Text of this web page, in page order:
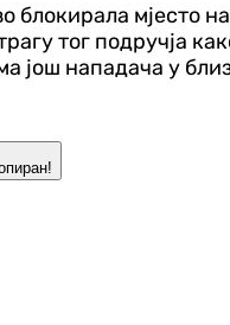
блокирала мјесто
тог подручја
још нападача у